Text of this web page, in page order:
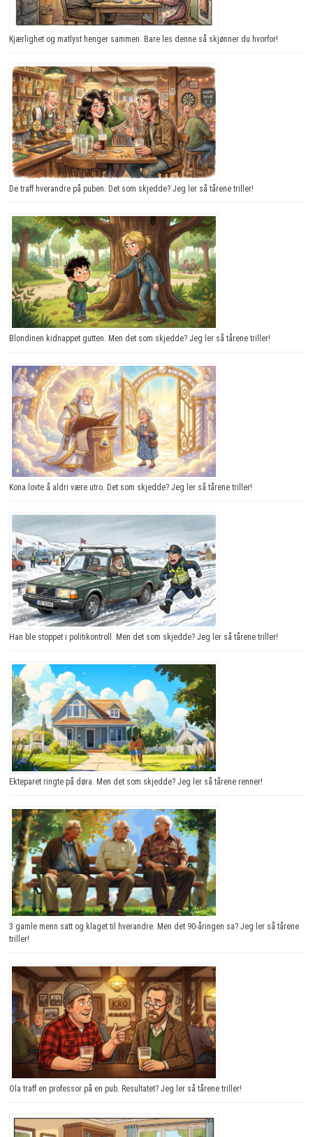
Kjærlighet og matlyst henger sammen. Bare les denne så skjønner du hvorfor!
De traff hverandre på puben. Det som skjedde? Jeg ler så tårene triller!
Blondinen kidnappet gutten. Men det som skjedde? Jeg ler så tårene triller!
Kona lovte å aldri være utro. Det som skjedde? Jeg ler så tårene triller!
Han ble stoppet i politikontroll. Men det som skjedde? Jeg ler så tårene triller!
Ekteparet ringte på døra. Men det som skjedde? Jeg ler så tårene renner!
3 gamle menn satt og klaget til hverandre. Men det 90-åringen sa? Jeg ler så tårene
triller!
Ola traff en professor på en pub. Resultatet? Jeg ler så tårene triller!